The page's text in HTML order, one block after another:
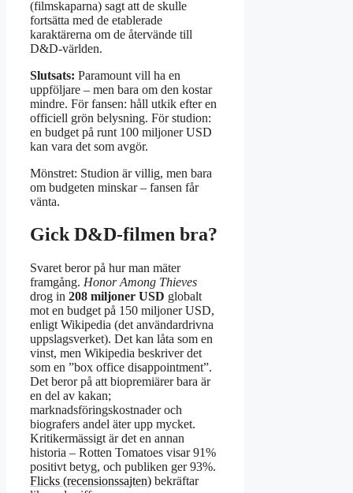
(filmskaparna) sagt att de skulle
fortsätta med de etablerade
karaktärerna om de återvände till
D&D-världen.
Slutsats: Paramount vill ha en
uppföljare – men bara om den kostar
mindre. För fansen: håll utkik efter en
officiell grön belysning. För studion:
en budget på runt 100 miljoner USD
kan vara det som avgör.
Mönstret: Studion är villig, men bara
om budgeten minskar – fansen får
vänta.
Gick D&D-filmen bra?
Svaret beror på hur man mäter
framgång. Honor Among Thieves
drog in 208 miljoner USD globalt
mot en budget på 150 miljoner USD,
enligt Wikipedia (det användardrivna
uppslagsverket). Det kan låta som en
vinst, men Wikipedia beskriver det
som en ”box office disappointment”.
Det beror på att biopremiärer bara är
en del av kakan;
marknadsföringskostnader och
biografers andel äter upp mycket.
Kritikermässigt är det en annan
historia – Rotten Tomatoes visar 91%
positivt betyg, och publiken ger 93%.
Flicks (recensionssajten) bekräftar